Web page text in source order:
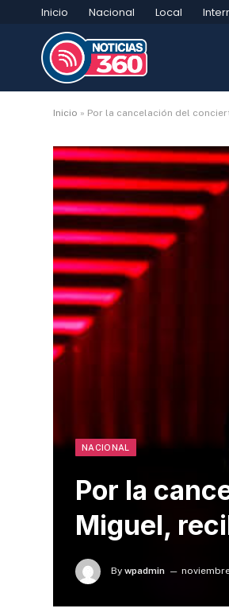
Inicio Nacional Local
Inicio » Por la cancelación del
NACIONAL
Por la
Miguel,
By wpadmin